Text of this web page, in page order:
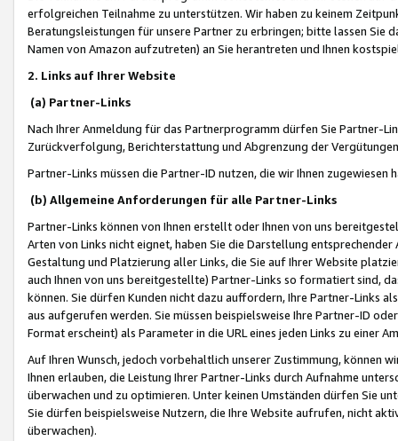
erfolgreichen Teilnahme zu unterstützen. Wir haben zu keinem
Beratungsleistungen für unsere Partner zu erbringen; bitte lassen Sie
Namen von Amazon aufzutreten) an Sie herantreten und Ihnen
2. Links auf Ihrer Website
(a) Partner-Links
Nach Ihrer Anmeldung für das Partnerprogramm dürfen Sie Partner-
Zurückverfolgung, Berichterstattung und Abgrenzung der
Partner-Links müssen die Partner-ID nutzen, die wir Ihnen zugewiesen
(b) Allgemeine Anforderungen für alle Partner-Links
Partner-Links können von Ihnen erstellt oder Ihnen von uns
Arten von Links nicht eignet, haben Sie die Darstellung
Gestaltung und Platzierung aller Links, die Sie auf Ihrer Website
auch Ihnen von uns bereitgestellte) Partner-Links so formatiert sind,
können. Sie dürfen Kunden nicht dazu auffordern, Ihre Partner-Links
aus aufgerufen werden. Sie müssen beispielsweise Ihre Partner-ID
Format erscheint) als Parameter in die URL eines jeden Links zu einer
Auf Ihren Wunsch, jedoch vorbehaltlich unserer Zustimmung, können
Ihnen erlauben, die Leistung Ihrer Partner-Links durch Aufnahme
überwachen und zu optimieren. Unter keinen Umständen dürfen Sie
Sie dürfen beispielsweise Nutzern, die Ihre Website aufrufen, nicht
überwachen).